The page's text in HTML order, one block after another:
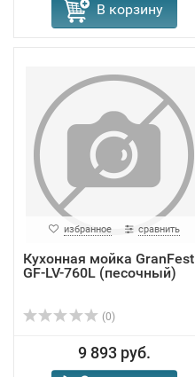
В корзину
избранное сравнить
Кухонная мойка GranFest
GF-LV-760L (песочный)
(0)
9 893 руб.